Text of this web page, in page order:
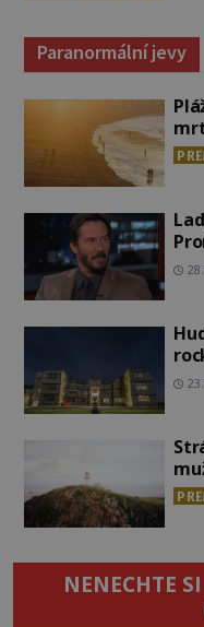
Paranormální jevy
NENECHTE